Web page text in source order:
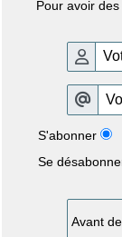
Pour avoir
S'abonner
Se
Avant